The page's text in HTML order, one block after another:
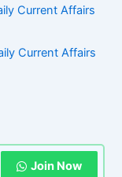
Current Affairs
Current Affairs
Join Now